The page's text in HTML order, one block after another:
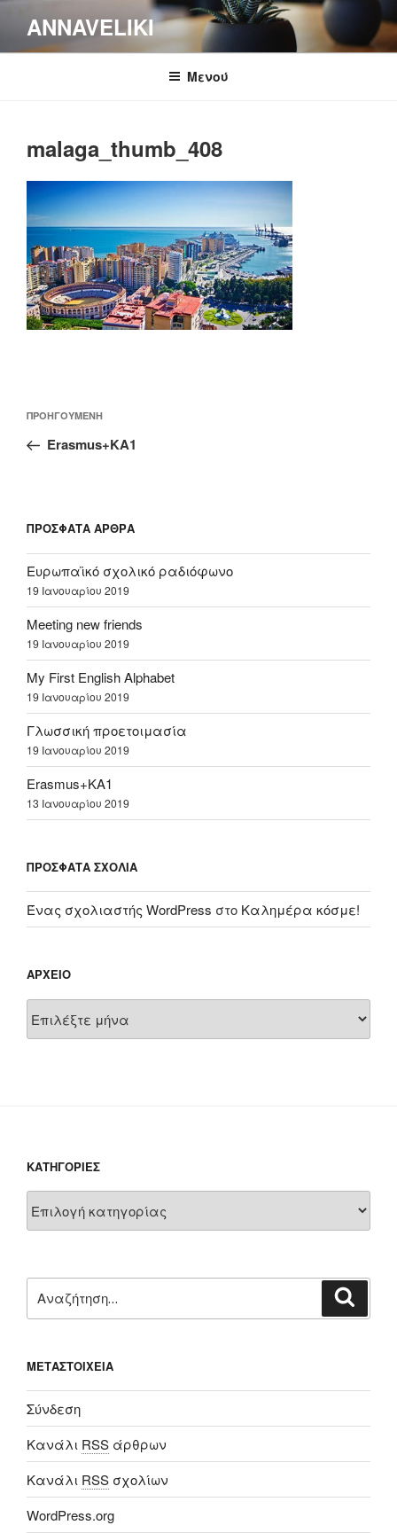
περιεχόμενο
ANNAVELIKI
Μενού
malaga_thumb_408
Πλοήγηση
Προηγούμενο
άρθρο
ΠΡΟΗΓΟΎΜΕΝΗ
Erasmus+KA1
ΠΡΌΣΦΑΤΑ ΆΡΘΡΑ
Ευρωπαϊκό σχολικό ραδιόφωνο
19 Ιανουαρίου 2019
Meeting new friends
19 Ιανουαρίου 2019
My First English Alphabet
19 Ιανουαρίου 2019
Γλωσσική προετοιμασία
19 Ιανουαρίου 2019
Erasmus+KA1
13 Ιανουαρίου 2019
ΠΡΌΣΦΑΤΑ ΣΧΌΛΙΑ
Ένας σχολιαστής WordPress στο Καλημέρα κόσμε!
ΑΡΧΕΊΟ
KΑΤΗΓΟΡΊΕΣ
για:
ΜΕΤΑΣΤΟΙΧΕΊΑ
Σύνδεση
Κανάλι RSS άρθρων
Κανάλι RSS σχολίων
WordPress.org